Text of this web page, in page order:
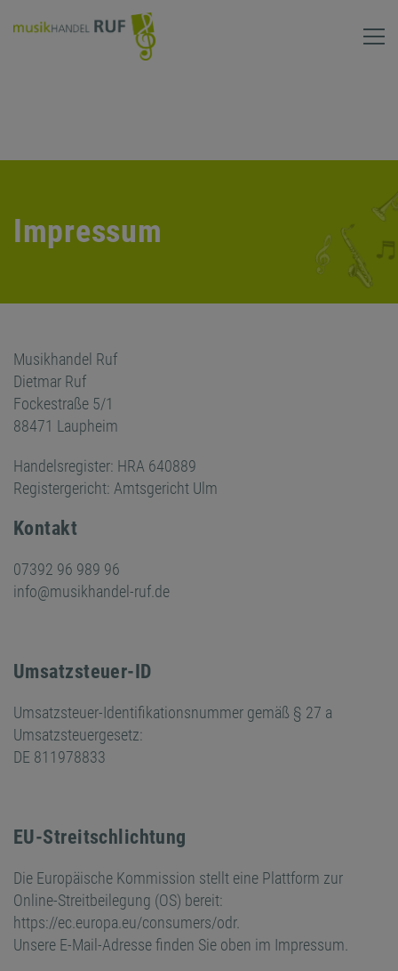
Impressum
Musikhandel Ruf
Dietmar Ruf
Fockestraße 5/1
88471 Laupheim
Handelsregister: HRA 640889
Registergericht: Amtsgericht Ulm
Kontakt
07392 96 989 96
info@musikhandel-ruf.de
Umsatzsteuer-ID
Umsatzsteuer-Identifikationsnummer gemäß § 27 a
Umsatzsteuergesetz:
DE 811978833
EU-Streitschlichtung
Die Europäische Kommission stellt eine Plattform zur
Online-Streitbeilegung (OS) bereit:
https://ec.europa.eu/consumers/odr.
Unsere E-Mail-Adresse finden Sie oben im Impressum.